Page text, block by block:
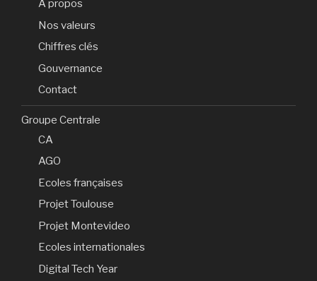
A propos
Nos valeurs
Chiffres clés
Gouvernance
Contact
Groupe Centrale
CA
AGO
Ecoles françaises
Projet Toulouse
Projet Montevideo
Ecoles internationales
Digital Tech Year